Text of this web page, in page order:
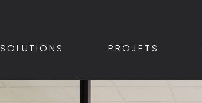
SOLUTIONS PROJETS